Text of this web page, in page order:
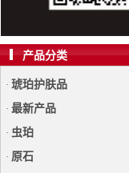
产品分类
· 琥珀护肤品
· 最新产品
· 虫珀
· 原石